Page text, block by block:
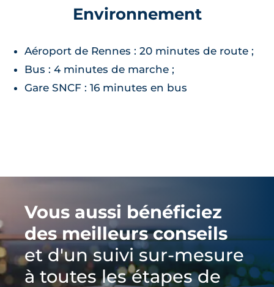
Environnement
Aéroport de Rennes : 20 minutes de route ;
Bus : 4 minutes de marche ;
Gare SNCF : 16 minutes en bus
Vous aussi bénéficiez
des meilleurs conseils
et d'un suivi sur-mesure
à toutes les étapes de